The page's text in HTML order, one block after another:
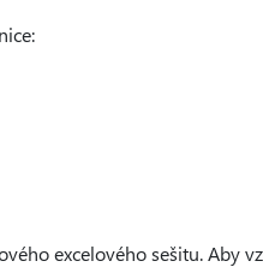
excelového sešitu. Aby